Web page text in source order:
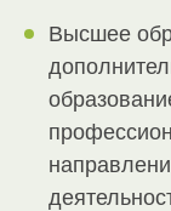
Высшее